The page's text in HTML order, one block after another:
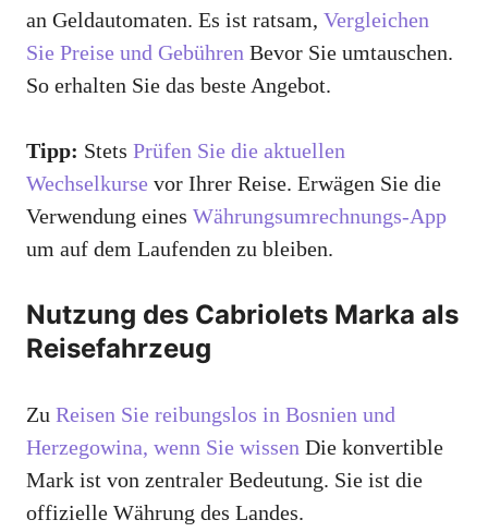
an Geldautomaten. Es ist ratsam, Vergleichen
Sie Preise und Gebühren Bevor Sie umtauschen.
So erhalten Sie das beste Angebot.
Tipp: Stets Prüfen Sie die aktuellen
Wechselkurse vor Ihrer Reise. Erwägen Sie die
Verwendung eines Währungsumrechnungs-App
um auf dem Laufenden zu bleiben.
Nutzung des Cabriolets Marka als
Reisefahrzeug
Zu Reisen Sie reibungslos in Bosnien und
Herzegowina, wenn Sie wissen Die konvertible
Mark ist von zentraler Bedeutung. Sie ist die
offizielle Währung des Landes.